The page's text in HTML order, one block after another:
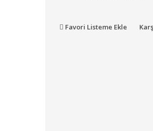
Favori Listeme Ekle